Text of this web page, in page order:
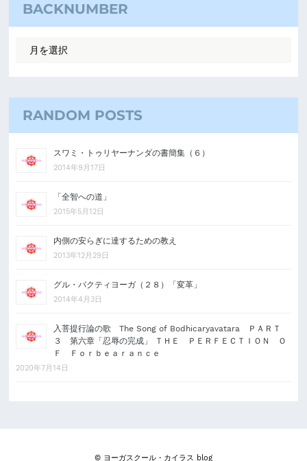
BACKNUMBER
RANDOM POSTS
スワミ・トゥリヤーナンダの書簡集（６）
2014年9月17日
「全智への道」
2015年5月12日
内側の安らぎに達するための教え
2013年12月29日
グル・バクティヨーガ（２８）「変革」
2014年4月3日
入菩提行論の歌 The Song of Bodhicaryavatara ＰＡＲＴ
３ 第六章「忍辱の完成」 ＴＨＥ ＰＥＲＦＥＣＴＩＯＮ Ｏ
Ｆ Ｆｏｒｂｅａｒａｎｃｅ
2020年7月14日
© ヨーガスクール・カイラス blog